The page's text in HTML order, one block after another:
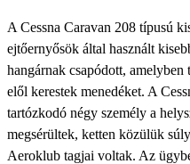
A Cessna Caravan 208 típusú
ejtőernyősök által használt
hangárnak csapódott,
elől kerestek menedéket. A
tartózkodó négy személy a
megsérültek, ketten közülük
Aeroklub tagjai voltak. Az